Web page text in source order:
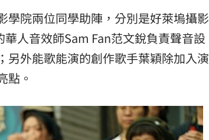
學院兩位同學助陣，分別是好萊塢攝影
人音效師Sam Fan范文銳負責聲音設
另外能歌能演的創作歌手葉穎除加入演
點。